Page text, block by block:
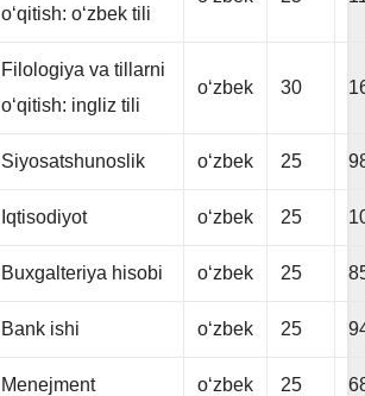
oʻqitish: oʻzbek tili
Filologiya va tillarni
oʻqitish: ingliz tili
oʻzbek 30
Siyosatshunoslik oʻzbek 25
Iqtisodiyot oʻzbek 25
Buxgalteriya hisobi oʻzbek 25
Bank ishi oʻzbek 25
Menejment oʻzbek 25